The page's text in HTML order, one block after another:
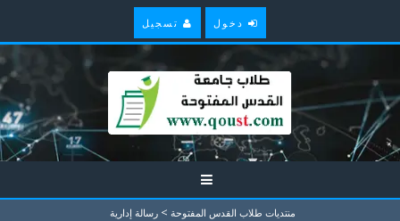
دخول تسجيل
منتديات طلاب القدس المفتوحة > رسالة إدارية